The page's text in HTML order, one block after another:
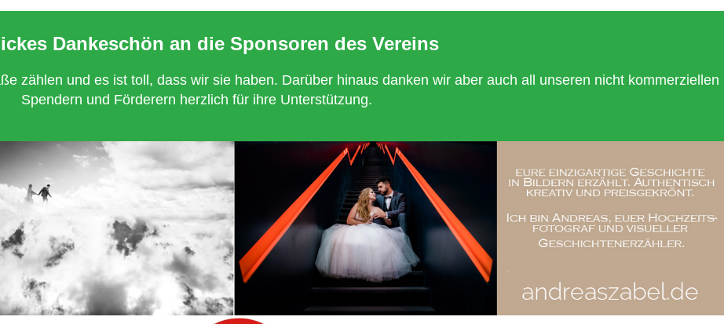
Dankeschön an die Sponsoren des Vereins
zählen und es ist toll, dass wir sie haben. Darüber hinaus danken wir aber auch all unseren nicht kommerziellen
Spendern und Förderern herzlich für ihre Unterstützung.